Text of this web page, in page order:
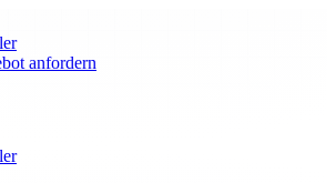
anfordern